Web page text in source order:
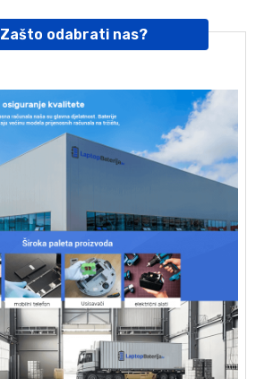
Zašto odabrati nas?